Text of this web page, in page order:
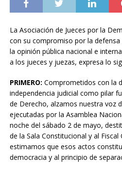
La Asociación de Jueces por la
con su compromiso por la
la opinión pública nacional e
a los jueces y juezas, expresa lo
PRIMERO: Comprometidos con la
independencia judicial como pilar
de Derecho, alzamos nuestra voz
ejecutadas por la Asamblea
noche del sábado 2 de mayo,
de la Sala Constitucional y al Fiscal
estimamos que esos actos
democracia y al principio de